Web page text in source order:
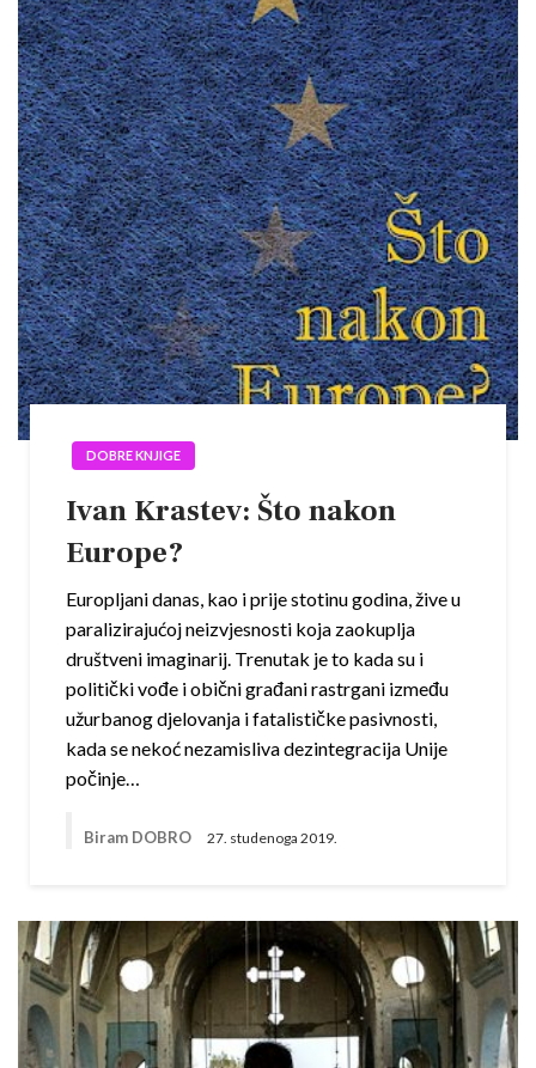
DOBRE KNJIGE
Ivan Krastev: Što nakon
Europe?
Europljani danas, kao i prije stotinu godina, žive u
paralizirajućoj neizvjesnosti koja zaokuplja
društveni imaginarij. Trenutak je to kada su i
politički vođe i obični građani rastrgani između
užurbanog djelovanja i fatalističke pasivnosti,
kada se nekoć nezamisliva dezintegracija Unije
počinje…
Biram DOBRO 27. studenoga 2019.